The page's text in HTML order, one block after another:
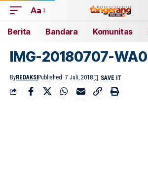
Aa
Berita Bandara Komunitas
IMG-20180707-
ByREDAKSI Published: 7 Juli, 2018